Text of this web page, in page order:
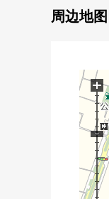
○ 公
[对在
虽然
另外
"最
买房
首先
周边地图
+